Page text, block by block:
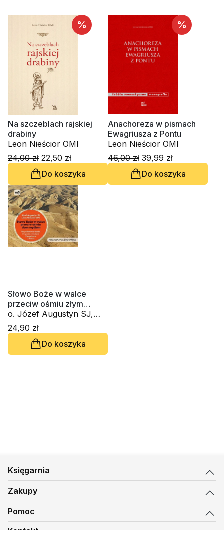
%
Na szczeblach rajskiej
drabiny
Leon Nieścior OMI
24,00 zł 22,50 zł
Do koszyka
%
Anachoreza w pismach
Ewagriusza z Pontu
Leon Nieścior OMI
46,00 zł 39,99 zł
Do koszyka
Słowo Boże w walce
przeciw ośmiu złym
myślom (CD-MP3)
o. Józef Augustyn SJ,
Leon Nieścior OMI
24,90 zł
Do koszyka
Księgarnia
Zakupy
Pomoc
Kontakt